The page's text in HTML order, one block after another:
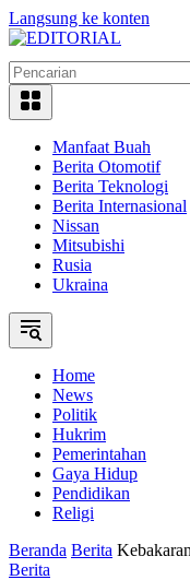
Langsung ke konten
Manfaat Buah
Berita Otomotif
Berita Teknologi
Berita Internasional
Nissan
Mitsubishi
Rusia
Ukraina
Home
News
Politik
Hukrim
Pemerintahan
Gaya Hidup
Pendidikan
Religi
Beranda Berita
Berita